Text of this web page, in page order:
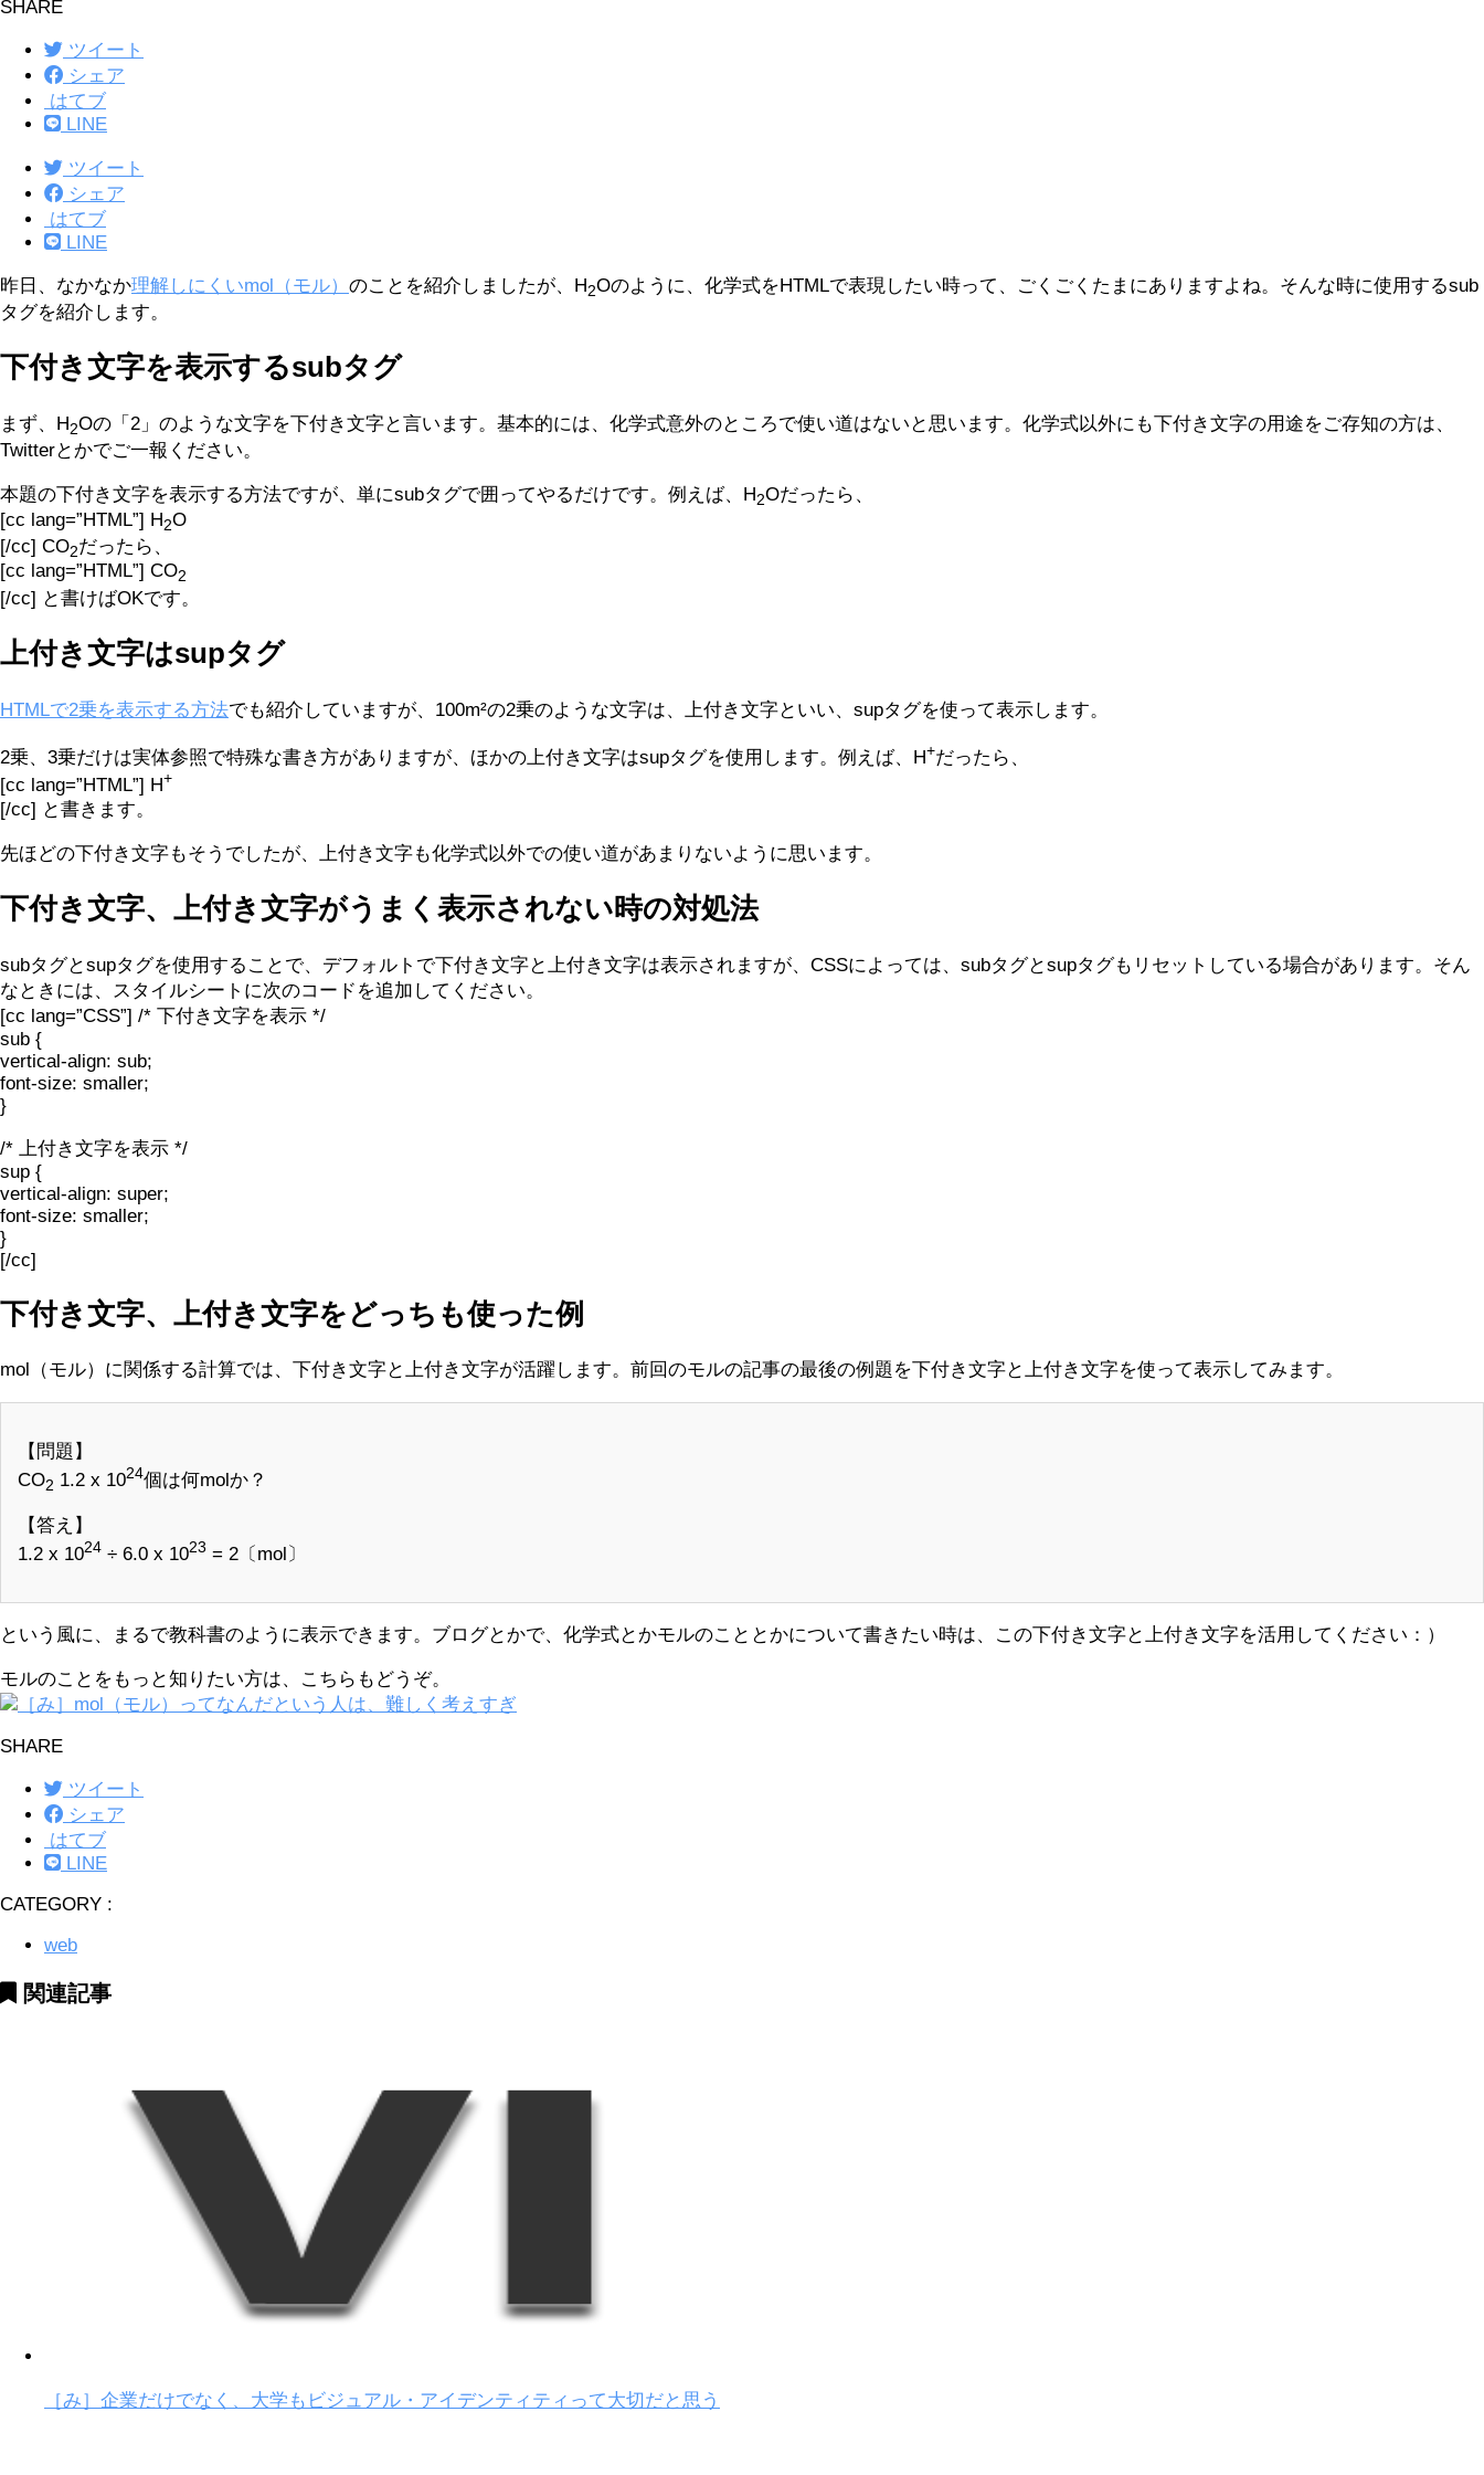
SHARE
ツイート
シェア
はてブ
LINE
ツイート
シェア
はてブ
LINE
昨日、なかなか理解しにくいmol（モル） のことを紹介しましたが、H2Oのように、化学式をHTMLで表現したい時って、ごくごくたまにありますよね。そんな時に使用するsub
タグを紹介します。
下付き文字を表示するsubタグ
まず、H2Oの「2」のような文字を下付き文字と言います。基本的には、化学式意外のところで使い道はないと思います。化学式以外にも下付き文字の用途をご存知の方は、
Twitterとかでご一報ください。
本題の下付き文字を表示する方法ですが、単にsubタグで囲ってやるだけです。例えば、H2Oだったら、
[cc lang=”HTML”] H2O
[/cc] CO2だったら、
[cc lang=”HTML”] CO2
[/cc] と書けばOKです。
上付き文字はsupタグ
HTMLで2乗を表示する方法でも紹介していますが、100m²の2乗のような文字は、上付き文字といい、supタグを使って表示します。
2乗、3乗だけは実体参照で特殊な書き方がありますが、ほかの上付き文字はsupタグを使用します。例えば、H+だったら、
[cc lang=”HTML”] H+
[/cc] と書きます。
先ほどの下付き文字もそうでしたが、上付き文字も化学式以外での使い道があまりないように思います。
下付き文字、上付き文字がうまく表示されない時の対処法
subタグとsupタグを使用することで、デフォルトで下付き文字と上付き文字は表示されますが、CSSによっては、subタグとsupタグもリセットしている場合があります。そん
なときには、スタイルシートに次のコードを追加してください。
[cc lang=”CSS”] /* 下付き文字を表示 */
sub {
vertical-align: sub;
font-size: smaller;
}
/* 上付き文字を表示 */
sup {
vertical-align: super;
font-size: smaller;
}
[/cc]
下付き文字、上付き文字をどっちも使った例
mol（モル）に関係する計算では、下付き文字と上付き文字が活躍します。前回のモルの記事の最後の例題を下付き文字と上付き文字を使って表示してみます。
【問題】
CO2 1.2 x 1024個は何molか？
【答え】
1.2 x 1024 ÷ 6.0 x 1023 = 2〔mol〕
という風に、まるで教科書のように表示できます。ブログとかで、化学式とかモルのこととかについて書きたい時は、この下付き文字と上付き文字を活用してください：）
モルのことをもっと知りたい方は、こちらもどうぞ。
［み］mol（モル）ってなんだという人は、難しく考えすぎ
SHARE
ツイート
シェア
はてブ
LINE
CATEGORY :
web
関連記事
［み］企業だけでなく、大学もビジュアル・アイデンティティって大切だと思う